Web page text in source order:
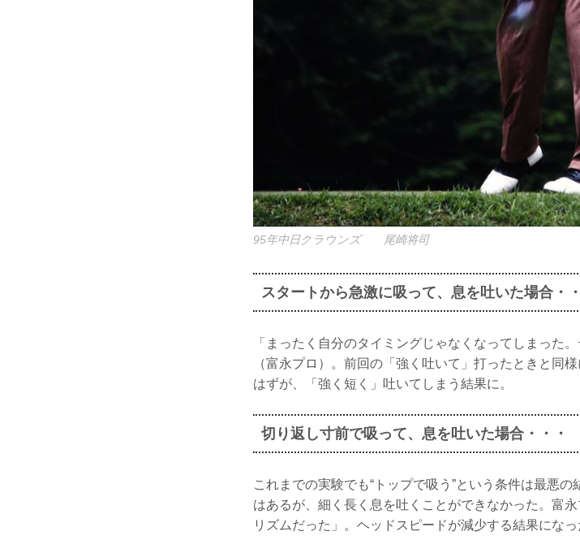
95年中日クラウンズ 尾崎将司
スタートから急激に吸って、息を吐いた場合・
「まったく自分のタイミングじゃなくなってしまった
（富永プロ）。前回の「強く吐いて」打ったときと同
はずが、「強く短く」吐いてしまう結果に。
切り返し寸前で吸って、息を吐いた場合・・・
これまでの実験でも“トップで吸う”という条件は最悪
はあるが、細く長く息を吐くことができなかった。富
リズムだった」。ヘッドスピードが減少する結果になっ